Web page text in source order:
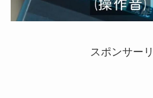
スポンサー